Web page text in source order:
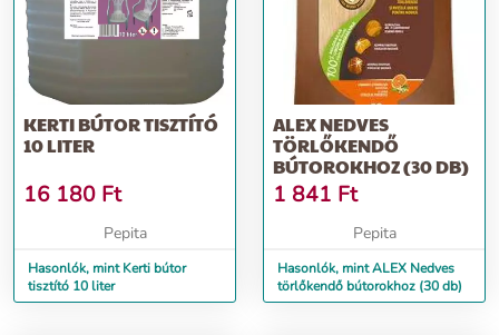
KERTI BÚTOR TISZTÍTÓ
10 LITER
16 180 Ft
Pepita
Hasonlók, mint Kerti bútor
tisztító 10 liter
ALEX NEDVES
TÖRLŐKENDŐ
BÚTOROKHOZ (30 DB)
1 841 Ft
Pepita
Hasonlók, mint ALEX Nedves
törlőkendő bútorokhoz (30 db)